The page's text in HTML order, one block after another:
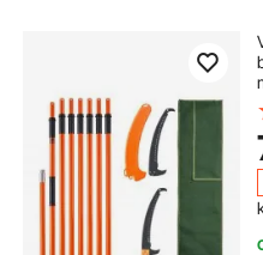
standkachel diesel 5kw
vevor storage box